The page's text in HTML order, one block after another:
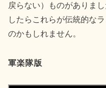
戻らない）ものがありま
したらこれらが伝統的な
のかもしれません。
軍楽隊版